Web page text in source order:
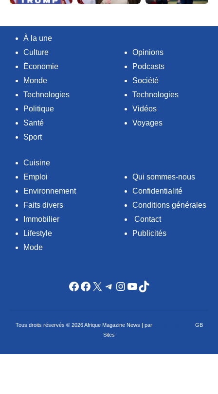
À la une
Culture
Économie
Monde
Technologies
Politique
Santé
Sport
Opinions
Podcasts
Société
Technologies
Vidéos
Voyages
Cuisine
Emploi
Environnement
Faits divers
Immobilier
Lifestyle
Mode
Qui sommes-nous
Confidentialité
Conditions générales
Contact
Publicités
Facebook
Facebook
X Telegram
Instagram
YouTube
TikTok
Tous droits réservés © 2026 Afrique Magazine News | par
GB
Sites